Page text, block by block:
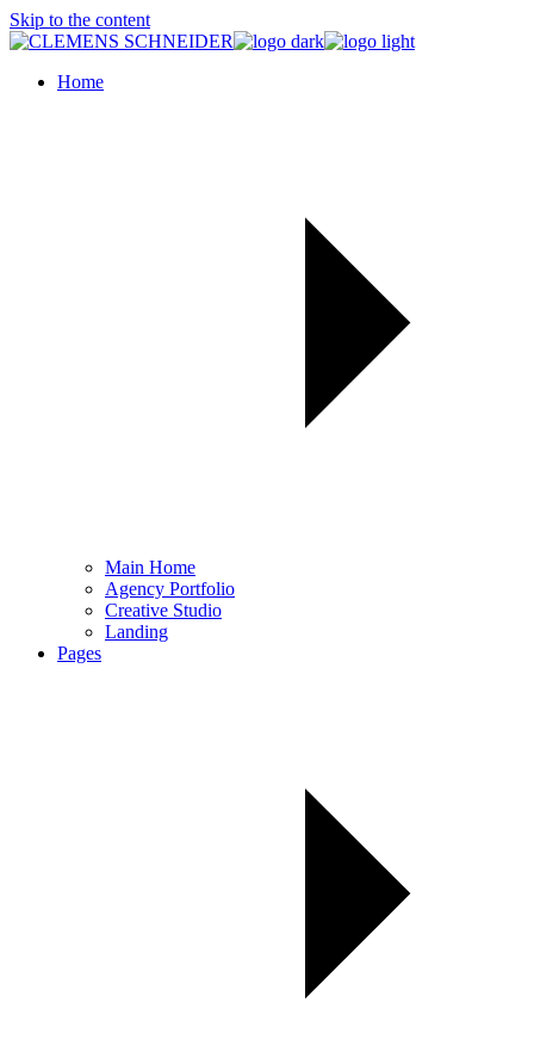
Skip to the content
Home
Main Home
Agency Portfolio
Creative Studio
Landing
Pages